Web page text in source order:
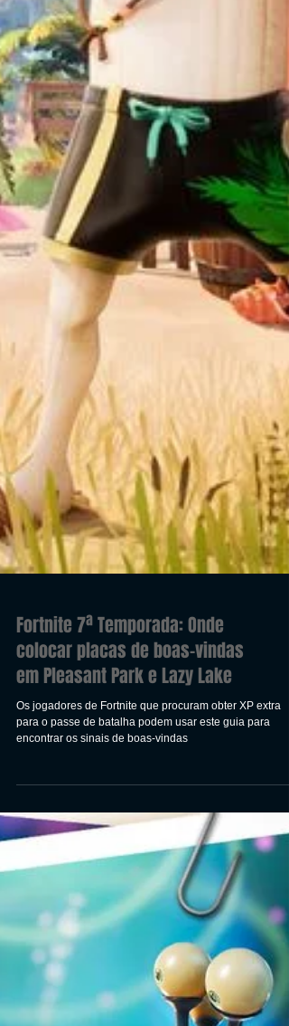
colocar placas de boas-vindas
em Pleasant Park e Lazy Lake
Os jogadores de Fortnite que procuram obter XP extra
para o passe de batalha podem usar este guia para
encontrar os sinais de boas-vindas